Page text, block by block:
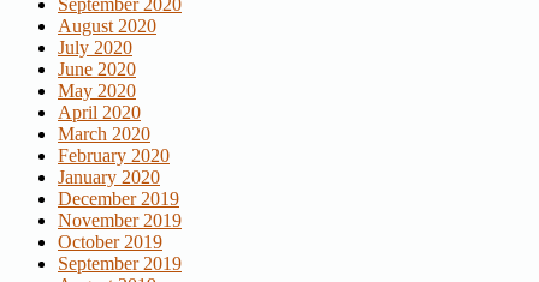
August 2020
July 2020
June 2020
May 2020
April 2020
March 2020
February 2020
January 2020
December 2019
November 2019
October 2019
September 2019